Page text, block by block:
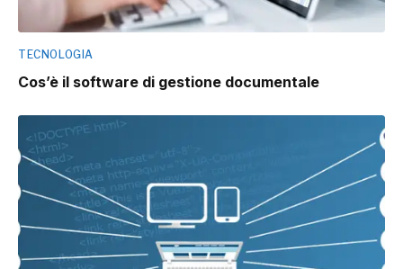
TECNOLOGIA
Cos’è il software di gestione documentale